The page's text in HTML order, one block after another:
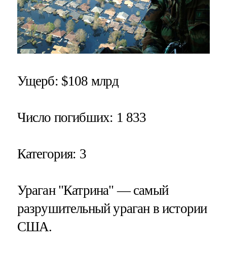
Ущерб: $108 млрд
Число погибших: 1 833
Категория: 3
Ураган "Катрина" — самый
разрушительный ураган в истории
США.